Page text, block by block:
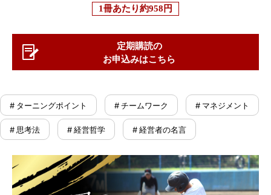
1冊あたり約958円
定期購読の
お申込みはこちら
# ターニングポイント # チームワーク # マネジメント
# 思考法 # 経営哲学 # 経営者の名言